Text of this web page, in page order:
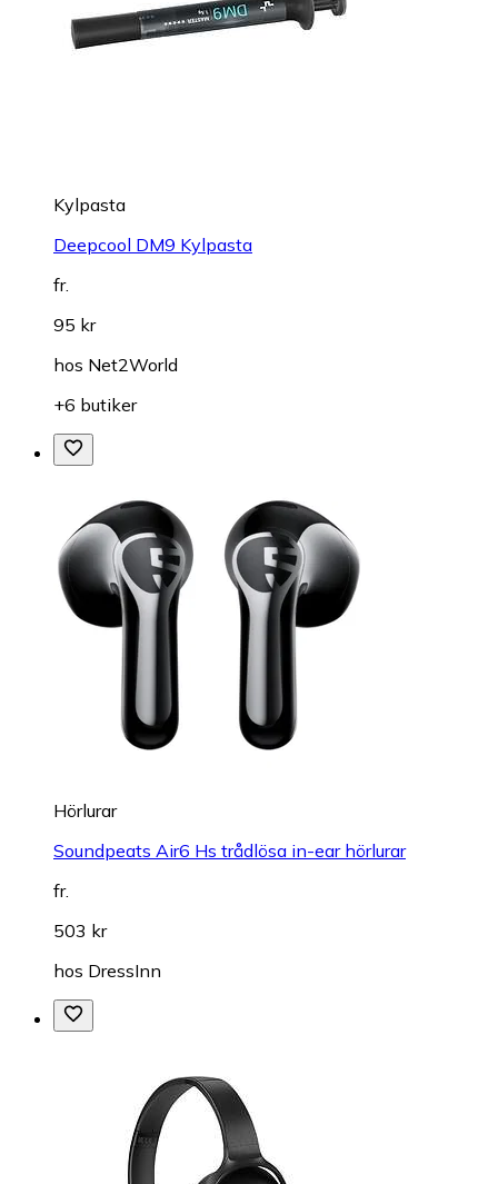
Kylpasta
Deepcool DM9 Kylpasta
fr.
95 kr
hos Net2World
+6 butiker
Hörlurar
Soundpeats Air6 Hs trådlösa in-ear hörlurar
fr.
503 kr
hos DressInn